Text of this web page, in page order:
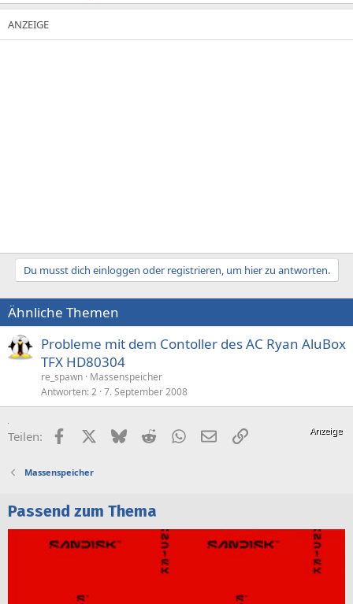
Du musst dich einloggen oder registrieren, um hier zu antworten.
Ähnliche Themen
Probleme mit dem Contoller des AC Ryan AluBox
TFX HD80304
re_spawn Massenspeicher
Antworten 2 7. September 2008
Teilen: FacebookX (Twitter)
BlueskyRedditWhatsApp
E-MailLink
Massenspeicher
Passend zum Thema